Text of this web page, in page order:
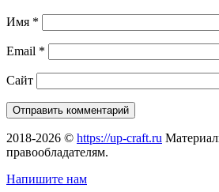
Имя *
Email *
Сайт
2018-2026 © https://up-craft.ru
правообладателям.
Напишите нам